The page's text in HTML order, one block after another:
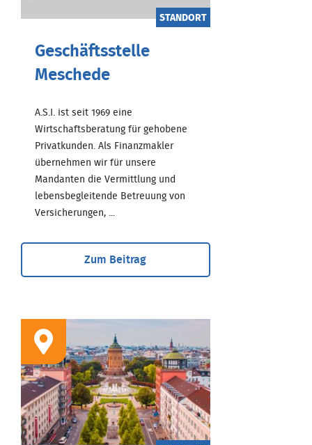
STANDORT
Geschäftsstelle
Meschede
A.S.I. ist seit 1969 eine
Wirtschaftsberatung für gehobene
Privatkunden. Als Finanzmakler
übernehmen wir für unsere
Mandanten die Vermittlung und
lebensbegleitende Betreuung von
Versicherungen, ...
Zum Beitrag